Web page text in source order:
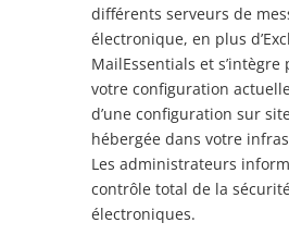
différents serveurs de
électronique, en plus
MailEssentials et
votre configuration actuelle
d’une configuration sur
hébergée dans votre
Les administrateurs
contrôle total de la
électroniques.